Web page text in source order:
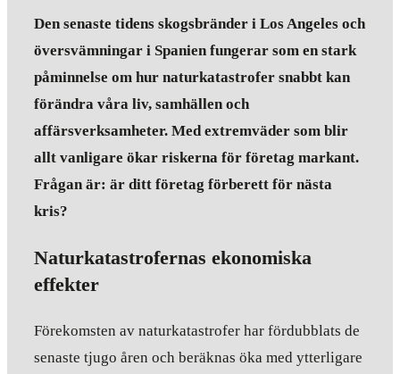
Den senaste tidens skogsbränder i Los Angeles och
översvämningar i Spanien fungerar som en stark
påminnelse om hur naturkatastrofer snabbt kan
förändra våra liv, samhällen och
affärsverksamheter. Med extremväder som blir
allt vanligare ökar riskerna för företag markant.
Frågan är: är ditt företag förberett för nästa
kris?
Naturkatastrofernas ekonomiska
effekter
Förekomsten av naturkatastrofer har fördubblats de
senaste tjugo åren och beräknas öka med ytterligare